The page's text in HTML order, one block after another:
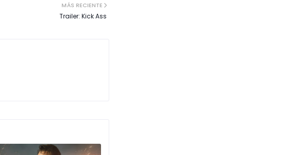
MÁS RECIENTE
Trailer: Kick Ass